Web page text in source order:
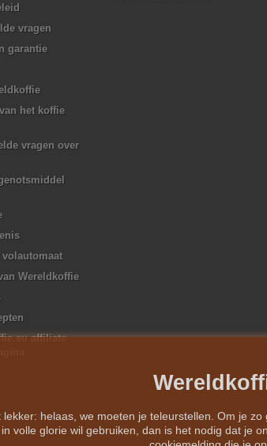
vragen
garantie
het koffie
vragen over
volautomaat
Wereldkoffie
affiliate
lekker: helaas, we moeten je teleurstellen. Om je
volle glorie wil gebruiken, dan is het nodig dat je